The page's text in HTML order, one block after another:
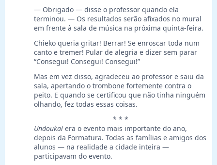
— Obrigado — disse o professor quando ela
terminou. — Os resultados serão afixados no mural
em frente à sala de música na próxima quinta-feira.
Chieko queria gritar! Berrar! Se enroscar toda num
canto e tremer! Pular de alegria e dizer sem parar
“Consegui! Consegui! Consegui!”
Mas em vez disso, agradeceu ao professor e saiu da
sala, apertando o trombone fortemente contra o
peito. E quando se certificou que não tinha ninguém
olhando, fez todas essas coisas.
* * *
Undoukai era o evento mais importante do ano,
depois da Formatura. Todas as famílias e amigos dos
alunos — na realidade a cidade inteira —
participavam do evento.